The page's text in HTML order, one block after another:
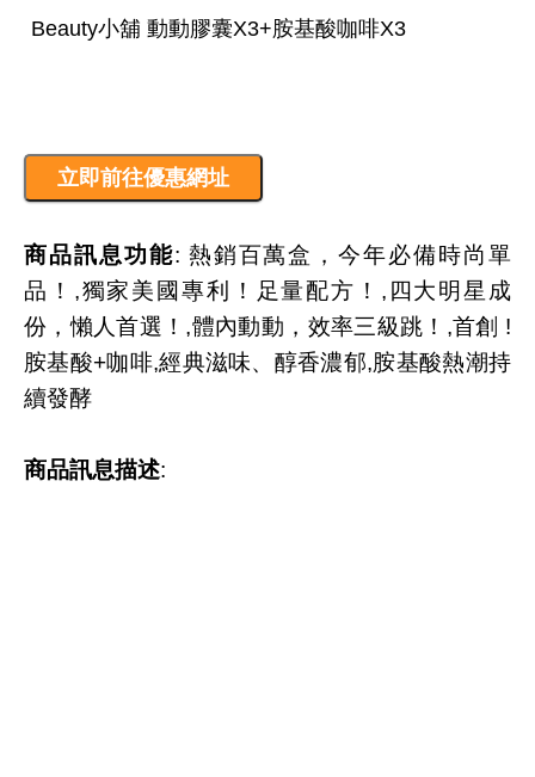
商品訊息功能: 熱銷百萬盒，今年必備時尚單
品！,獨家美國專利！足量配方！,四大明星成
份，懶人首選！,體內動動，效率三級跳！,首創 !
胺基酸+咖啡,經典滋味、醇香濃郁,胺基酸熱潮持
續發酵
商品訊息描述: